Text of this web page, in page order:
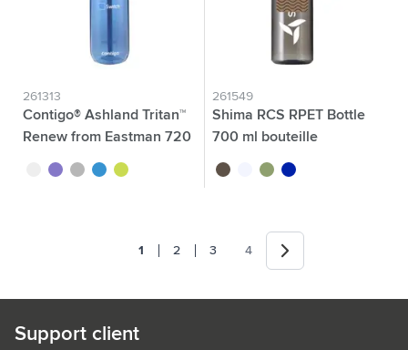
261313
Contigo® Ashland Tritan™
Renew from Eastman 720
translucide
pourpre
gris bleu lime
261549
Shima RCS RPET Bottle
700 ml bouteille
noir translucide
vert bleu
Vous lisez actuellement la page
1 Page
2 Page
3 Page
4 Suivant
Support client